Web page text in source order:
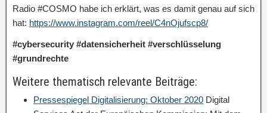
Radio #COSMO habe ich erklärt, was es damit genau auf sich
hat: https://www.instagram.com/reel/C4nOjufscp8/
#cybersecurity #datensicherheit #verschlüsselung
#grundrechte
Weitere thematisch relevante Beiträge:
Pressespiegel Digitalisierung: Oktober 2020 Digital